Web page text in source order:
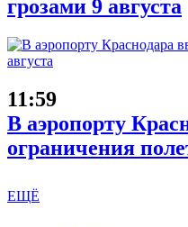
грозами 9 августа
11:59
В аэропорту
ограничения
ЕЩЁ